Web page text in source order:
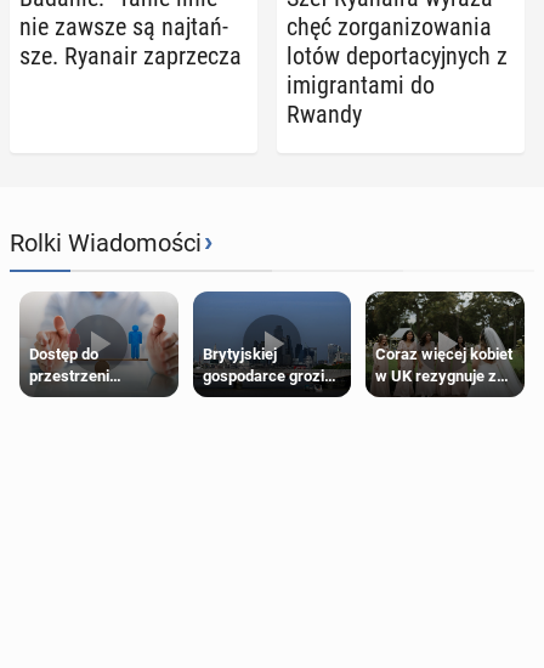
nie zawsze są naj­tań­
sze. Ryanair za­prze­cza
chęć zor­ga­ni­zo­wa­nia
lotów de­por­ta­cyj­nych z
imi­gran­ta­mi do
Rwandy
Rolki Wiadomości›
Dostęp do
przestrzeni
przeznaczonych
Brytyjskiej
gospodarce grozi
recesja, jeśli
Coraz więcej kobiet
w UK rezygnuje z
roli druhny na